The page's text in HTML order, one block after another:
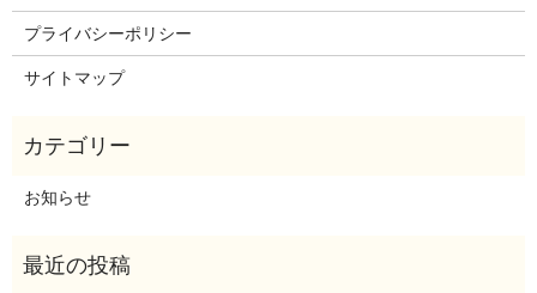
プライバシーポリシー
サイトマップ
お知らせ